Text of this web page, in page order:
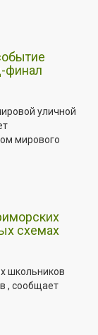
финал
уличной
мирового
схемах
школьников
, сообщает